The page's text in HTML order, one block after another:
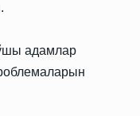
адамлар